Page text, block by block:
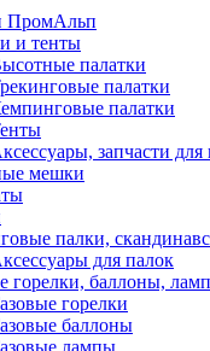
ПромАльп
и тенты
палатки
палатки
палатки
запчасти для
мешки
палки,
для палок
горелки, баллоны,
горелки
баллоны